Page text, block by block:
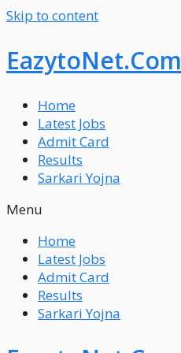
Skip to content
EazytoNet.Com
Home
Latest Jobs
Admit Card
Results
Sarkari Yojna
Menu
Home
Latest Jobs
Admit Card
Results
Sarkari Yojna